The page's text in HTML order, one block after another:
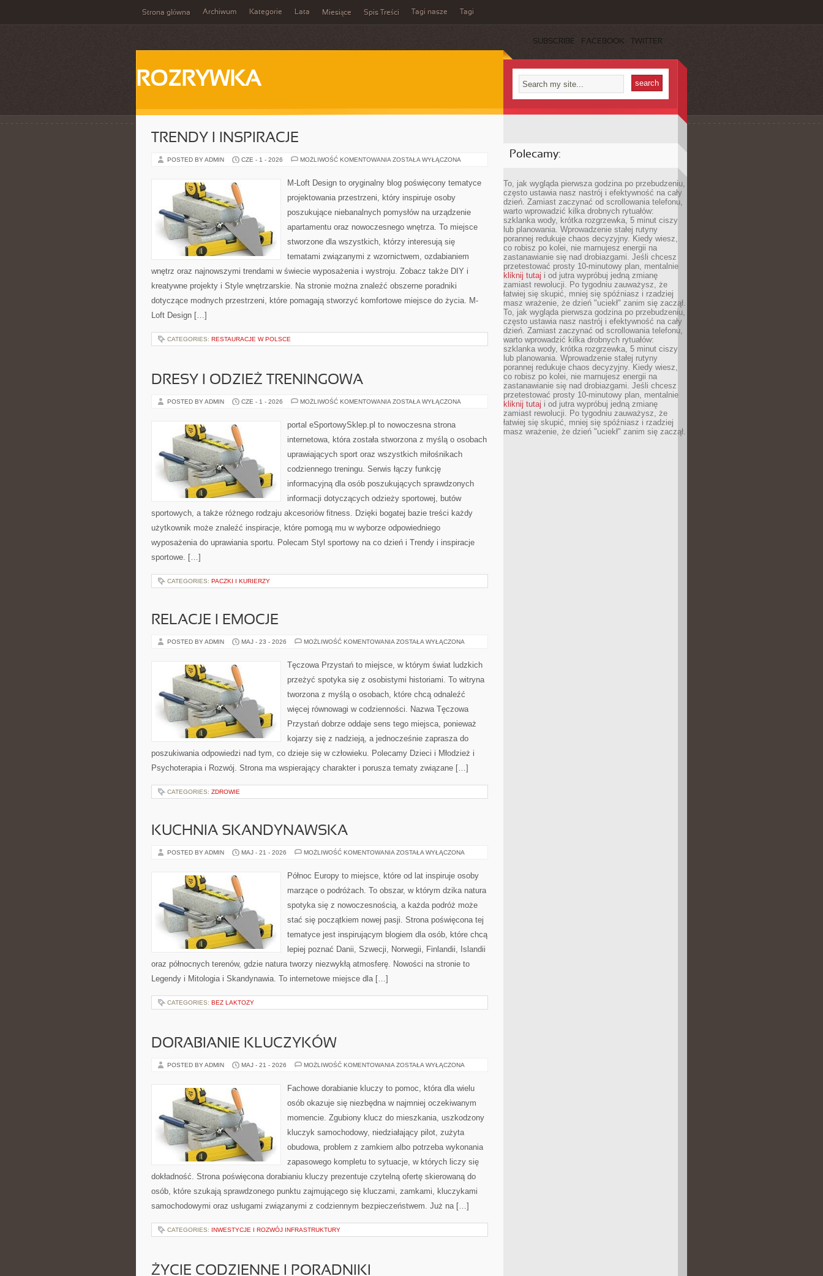
Strona główna Archiwum Kategorie Lata Miesiące Spis Treści Tagi nasze Tagi
SUBSCRIBE FACEBOOK TWITTER
ROZRYWKA
TRENDY I INSPIRACJE
POSTED BY ADMIN CZE - 1 - 2026 MOŻLIWOŚĆ KOMENTOWANIA TRENDY
ZOSTAŁA WYŁĄCZONA
M-Loft Design to oryginalny blog poświęcony tematyce
projektowania przestrzeni, który inspiruje osoby
poszukujące niebanalnych pomysłów na urządzenie
apartamentu oraz nowoczesnego wnętrza. To miejsce
stworzone dla wszystkich, którzy interesują się
tematami związanymi z wzornictwem, ozdabianiem
wnętrz oraz najnowszymi trendami w świecie wyposażenia i wystroju. Zobacz także DIY i
kreatywne projekty i Style wnętrzarskie. Na stronie można znaleźć obszerne poradniki
dotyczące modnych przestrzeni, które pomagają stworzyć komfortowe miejsce do życia. M-
Loft Design […]
CATEGORIES: RESTAURACJE W POLSCE
DRESY I ODZIEŻ TRENINGOWA
POSTED BY ADMIN CZE - 1 - 2026 MOŻLIWOŚĆ KOMENTOWANIA DRESY
ZOSTAŁA WYŁĄCZONA
portal eSportowySklep.pl to nowoczesna strona
internetowa, która została stworzona z myślą o osobach
uprawiających sport oraz wszystkich miłośnikach
codziennego treningu. Serwis łączy funkcję
informacyjną dla osób poszukujących sprawdzonych
informacji dotyczących odzieży sportowej, butów
sportowych, a także różnego rodzaju akcesoriów fitness. Dzięki bogatej bazie treści każdy
użytkownik może znaleźć inspiracje, które pomogą mu w wyborze odpowiedniego
wyposażenia do uprawiania sportu. Polecam Styl sportowy na co dzień i Trendy i inspiracje
sportowe. […]
CATEGORIES: PACZKI I KURIERZY
RELACJE I EMOCJE
POSTED BY ADMIN MAJ - 23 - 2026 MOŻLIWOŚĆ KOMENTOWANIA RELACJE
ZOSTAŁA WYŁĄCZONA
Tęczowa Przystań to miejsce, w którym świat ludzkich
przeżyć spotyka się z osobistymi historiami. To witryna
tworzona z myślą o osobach, które chcą odnaleźć
więcej równowagi w codzienności. Nazwa Tęczowa
Przystań dobrze oddaje sens tego miejsca, ponieważ
kojarzy się z nadzieją, a jednocześnie zaprasza do
poszukiwania odpowiedzi nad tym, co dzieje się w człowieku. Polecamy Dzieci i Młodzież i
Psychoterapia i Rozwój. Strona ma wspierający charakter i porusza tematy związane […]
CATEGORIES: ZDROWIE
KUCHNIA SKANDYNAWSKA
POSTED BY ADMIN MAJ - 21 - 2026 MOŻLIWOŚĆ KOMENTOWANIA KUCHNIA
ZOSTAŁA WYŁĄCZONA
Północ Europy to miejsce, które od lat inspiruje osoby
marzące o podróżach. To obszar, w którym dzika natura
spotyka się z nowoczesnością, a każda podróż może
stać się początkiem nowej pasji. Strona poświęcona tej
tematyce jest inspirującym blogiem dla osób, które chcą
lepiej poznać Danii, Szwecji, Norwegii, Finlandii, Islandii
oraz północnych terenów, gdzie natura tworzy niezwykłą atmosferę. Nowości na stronie to
Legendy i Mitologia i Skandynawia. To internetowe miejsce dla […]
CATEGORIES: BEZ LAKTOZY
DORABIANIE KLUCZYKÓW
POSTED BY ADMIN MAJ - 21 - 2026 MOŻLIWOŚĆ KOMENTOWANIA DORABIANIE
ZOSTAŁA WYŁĄCZONA
Fachowe dorabianie kluczy to pomoc, która dla wielu
osób okazuje się niezbędna w najmniej oczekiwanym
momencie. Zgubiony klucz do mieszkania, uszkodzony
kluczyk samochodowy, niedziałający pilot, zużyta
obudowa, problem z zamkiem albo potrzeba wykonania
zapasowego kompletu to sytuacje, w których liczy się
dokładność. Strona poświęcona dorabianiu kluczy prezentuje czytelną ofertę skierowaną do
osób, które szukają sprawdzonego punktu zajmującego się kluczami, zamkami, kluczykami
samochodowymi oraz usługami związanymi z codziennym bezpieczeństwem. Już na […]
CATEGORIES: INWESTYCJE I ROZWÓJ INFRASTRUKTURY
ŻYCIE CODZIENNE I PORADNIKI
Polecamy:
To, jak wygląda pierwsza godzina po przebudzeniu,
często ustawia nasz nastrój i efektywność na cały
dzień. Zamiast zaczynać od scrollowania telefonu,
warto wprowadzić kilka drobnych rytuałów:
szklanka wody, krótka rozgrzewka, 5 minut ciszy
lub planowania. Wprowadzenie stałej rutyny
porannej redukuje chaos decyzyjny. Kiedy wiesz,
co robisz po kolei, nie marnujesz energii na
zastanawianie się nad drobiazgami. Jeśli chcesz
przetestować prosty 10-minutowy plan, mentalnie
kliknij tutaj i od jutra wypróbuj jedną zmianę
zamiast rewolucji. Po tygodniu zauważysz, że
łatwiej się skupić, mniej się spóźniasz i rzadziej
masz wrażenie, że dzień "uciekł" zanim się zaczął.
To, jak wygląda pierwsza godzina po przebudzeniu,
często ustawia nasz nastrój i efektywność na cały
dzień. Zamiast zaczynać od scrollowania telefonu,
warto wprowadzić kilka drobnych rytuałów:
szklanka wody, krótka rozgrzewka, 5 minut ciszy
lub planowania. Wprowadzenie stałej rutyny
porannej redukuje chaos decyzyjny. Kiedy wiesz,
co robisz po kolei, nie marnujesz energii na
zastanawianie się nad drobiazgami. Jeśli chcesz
przetestować prosty 10-minutowy plan, mentalnie
kliknij tutaj i od jutra wypróbuj jedną zmianę
zamiast rewolucji. Po tygodniu zauważysz, że
łatwiej się skupić, mniej się spóźniasz i rzadziej
masz wrażenie, że dzień "uciekł" zanim się zaczął.